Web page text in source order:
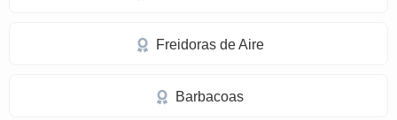
Freidoras de Aire
Barbacoas